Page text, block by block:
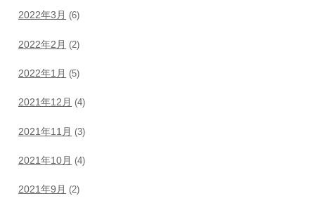
2022年3月 (6)
2022年2月 (2)
2022年1月 (5)
2021年12月 (4)
2021年11月 (3)
2021年10月 (4)
2021年9月 (2)